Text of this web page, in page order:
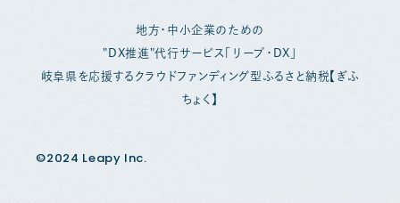
地方・中小企業のための
"DX推進"代行サービス「リープ・DX」
岐阜県を応援するクラウドファンディング型ふるさと納税【ぎふ
ちょく】
©2024 Leapy Inc.